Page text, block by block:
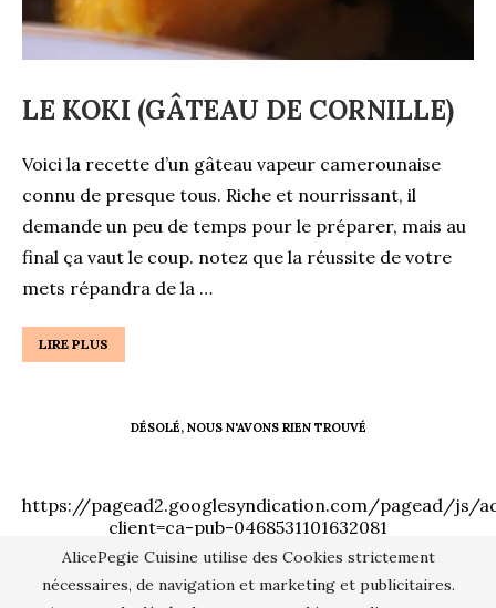
LE KOKI (GÂTEAU DE CORNILLE)
Voici la recette d’un gâteau vapeur camerounaise
connu de presque tous. Riche et nourrissant, il
demande un peu de temps pour le préparer, mais au
final ça vaut le coup. notez que la réussite de votre
mets répandra de la …
LIRE PLUS
https://pagead2.googlesyndication.com/pagead/js/
client=ca-pub-0468531101632081
AlicePegie Cuisine utilise des Cookies strictement
nécessaires, de navigation et marketing et publicitaires.